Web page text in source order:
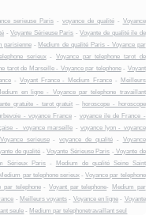
serieuse Paris - voyance de qualité- Voyance
-Voyante Sérieuse Paris -Voyante de qualité ile de
parisienne- Medium de qualité Paris - Voyance par
serieux- Voyance par telephone tarot de
tarot de Marseille - Voyance par telephone- Voyant
- Voyant France - Medium France-
Meilleurs
en ligne - Voyance par telephone travaillant
gratuite - tarot gratuit – horoscope - horoscope
- voyance France - voyance ile de France -
- voyance marseille - voyance lyon - voyance
Voyance serieuse-voyance de qualité- Voyance
de qualité -Voyante Sérieuse Paris - Voyante de
Sérieux Paris-
Medium de qualité Seine Saint
Medium par telephone serieux-Voyance par telephone
par telephone-Voyant par telephone-
Medium par
- Meilleurs voyants - Voyance en ligne - Voyante
seule - Medium par telephonetravaillant seul